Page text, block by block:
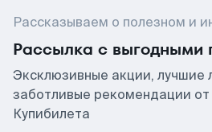
Рассказываем о полезном и
Рассылка с выгодными
Эксклюзивные акции, лучшие
заботливые рекомендации от
Купибилета